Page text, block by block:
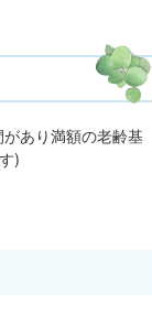
あり満額の老齢基
)